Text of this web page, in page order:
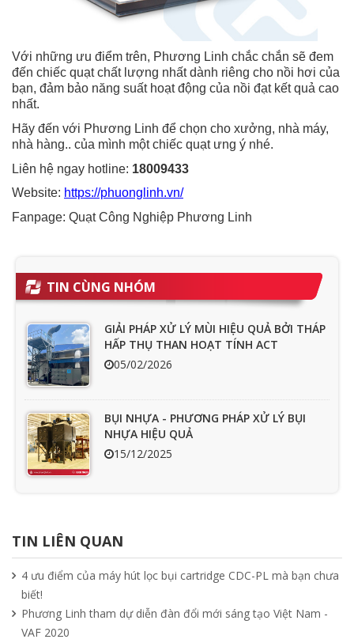
Với những ưu điểm trên, Phương Linh chắc chắn sẽ đem
đến chiếc quạt chất lượng nhất dành riêng cho nồi hơi của
bạn, đảm bảo năng suất hoạt động của nồi đạt kết quả cao
nhất.
Hãy đến với Phương Linh để chọn cho xưởng, nhà máy,
nhà hàng.. của mình một chiếc quạt ưng ý nhé.
Liên hệ ngay hotline: 18009433
Website: https://phuonglinh.vn/
Fanpage: Quạt Công Nghiệp Phương Linh
TIN CÙNG NHÓM
GIẢI PHÁP XỬ LÝ MÙI HIỆU QUẢ BỞI THÁP
HẤP THỤ THAN HOẠT TÍNH ACT
05/02/2026
BỤI NHỰA - PHƯƠNG PHÁP XỬ LÝ BỤI
NHỰA HIỆU QUẢ
15/12/2025
15/04/2025
11/04/2025
TIN LIÊN QUAN
4 ưu điểm của máy hút lọc bụi cartridge CDC-PL mà bạn chưa
biết!
Phương Linh tham dự diễn đàn đổi mới sáng tạo Việt Nam -
VAF 2020